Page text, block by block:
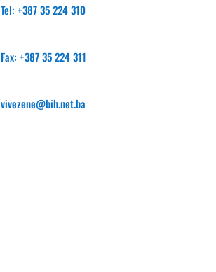
Tel: +387 35 224 310
Fax: +387 35 224 311
vivezene@bih.net.ba